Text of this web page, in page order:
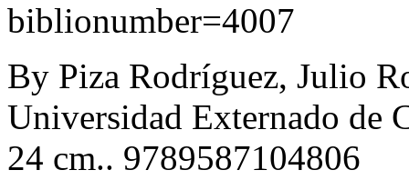
biblionumber=4007
By Piza Rodríguez, Julio
Universidad Externado de
24 cm.. 9789587104806